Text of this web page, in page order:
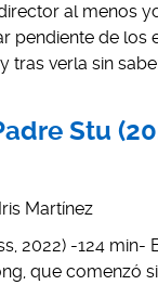
al menos
pendiente de los
tras verla sin
Stu
Iris Martínez
2022) -124
que comenzó